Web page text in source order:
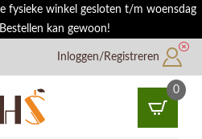
fysieke winkel gesloten t/m woensdag
kan gewoon!
Inloggen/Registreren
0